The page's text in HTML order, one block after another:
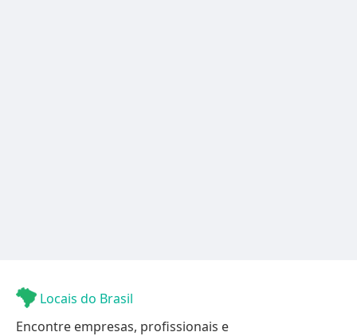
Locais do Brasil
Encontre empresas, profissionais e